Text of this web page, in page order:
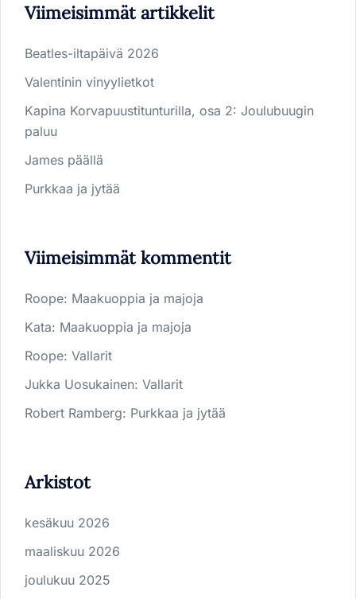
Viimeisimmät artikkelit
Beatles-iltapäivä 2026
Valentinin vinyylietkot
Kapina Korvapuustitunturilla, osa 2: Joulubuugin
paluu
James päällä
Purkkaa ja jytää
Viimeisimmät kommentit
Roope: Maakuoppia ja majoja
Kata: Maakuoppia ja majoja
Roope: Vallarit
Jukka Uosukainen: Vallarit
Robert Ramberg: Purkkaa ja jytää
Arkistot
kesäkuu 2026
maaliskuu 2026
joulukuu 2025